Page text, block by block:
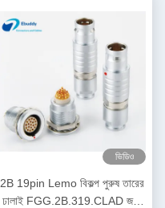
ভিডিও
2B 19pin Lemo বিকল্প পুরুষ তারের
ঢালাই FGG.2B.319.CLAD জন্য